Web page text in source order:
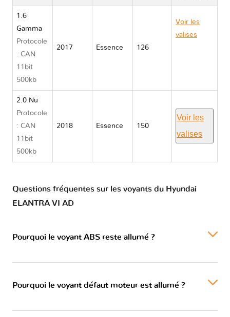
1.6
Gamma
Protocole
: CAN
11bit
500kb
2017 Essence 126
Voir les
valises
2.0 Nu
Protocole
: CAN
11bit
500kb
2018 Essence 150
Voir les
valises
Questions fréquentes sur les voyants du Hyundai
ELANTRA VI AD
Pourquoi le voyant ABS reste allumé ?
Pourquoi le voyant défaut moteur est allumé ?